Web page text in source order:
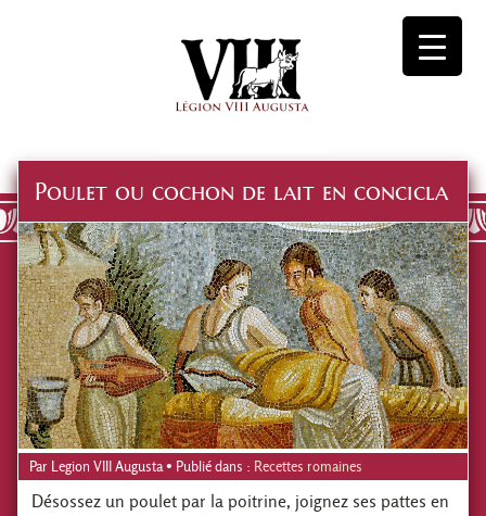
Poulet ou cochon de lait en concicla
Par Legion VIII Augusta• Publié dans : Recettes romaines
Désossez un poulet par la poitrine, joignez ses pattes en